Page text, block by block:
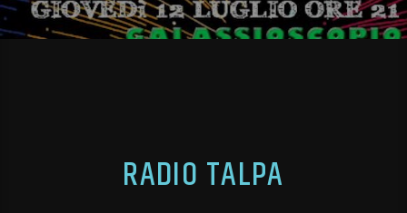
RADIO TALPA